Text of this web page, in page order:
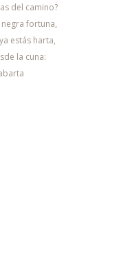
del camino?
fortuna,
estás harta,
la cuna: